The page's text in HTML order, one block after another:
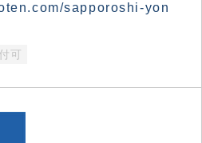
sapporoshi-yon
可